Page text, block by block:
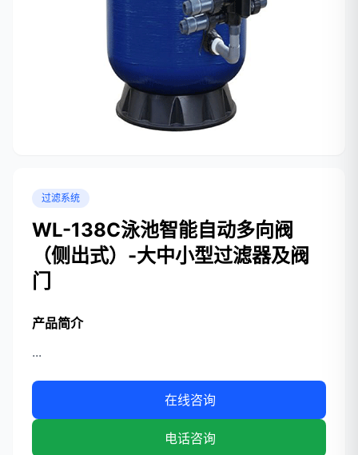
过滤系统
WL-138C泳池智能自动多向阀
（侧出式）-大中小型过滤器及阀
门
产品简介
...
在线咨询
电话咨询